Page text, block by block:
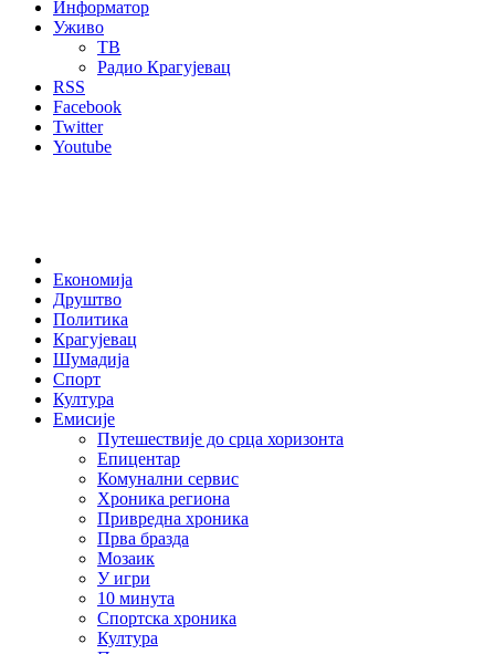
Информатор
Уживо
ТВ
Радио Крагујевац
RSS
Facebook
Twitter
Youtube
Економија
Друштво
Политика
Крагујевац
Шумадија
Спорт
Култура
Емисије
Путешествије до срца хоризонта
Епицентар
Комунални сервис
Хроника региона
Привредна хроника
Прва бразда
Мозаик
У игри
10 минута
Спортска хроника
Култура